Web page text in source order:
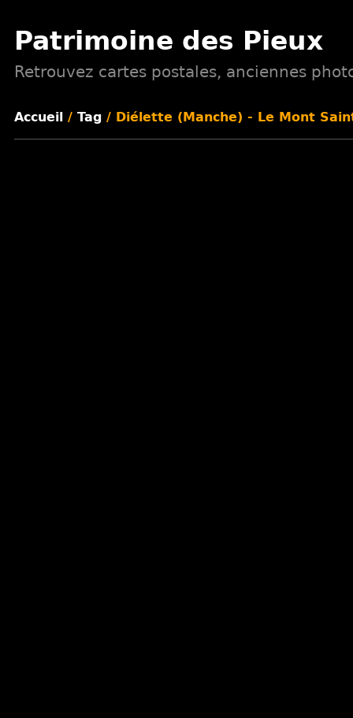
Patrimoine des Pieux
Retrouvez cartes postales, anciennes
Accueil/ Tag/ Diélette (Manche) - Le Mont